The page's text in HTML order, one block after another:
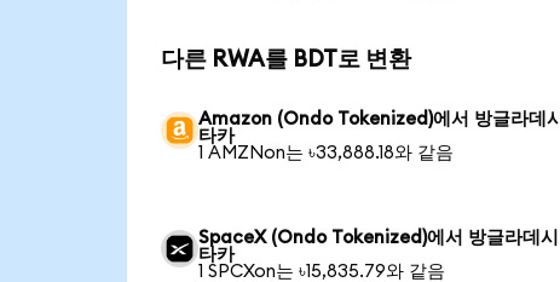
다른 RWA를 BDT로 변환
Amazon (Ondo Tokenized)에서 방글라데시
타카
1 AMZNon는 ৳33,888.18와 같음
SpaceX (Ondo Tokenized)에서 방글라데시
타카
1 SPCXon는 ৳15,835.79와 같음